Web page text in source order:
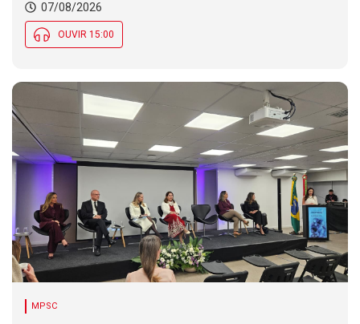
07/08/2026
OUVIR 15:00
MPSC